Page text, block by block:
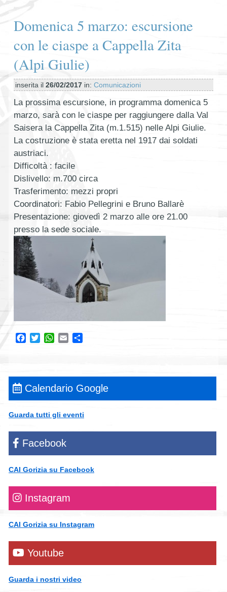
Domenica 5 marzo: escursione
con le ciaspe a Cappella Zita
(Alpi Giulie)
inserita il 26/02/2017 in: Comunicazioni
La prossima escursione, in programma domenica 5
marzo, sarà con le ciaspe per raggiungere dalla Val
Saisera la Cappella Zita (m.1.515) nelle Alpi Giulie.
La costruzione è stata eretta nel 1917 dai soldati
austriaci.
Difficoltà : facile
Dislivello: m.700 circa
Trasferimento: mezzi propri
Coordinatori: Fabio Pellegrini e Bruno Ballarè
Presentazione: giovedì 2 marzo alle ore 21.00
presso la sede sociale.
Facebook
TwitterWhatsApp
Email
Calendario Google
Guarda tutti gli eventi
Facebook
CAI Gorizia su Facebook
Instagram
CAI Gorizia su Instagram
Youtube
Guarda i nostri video